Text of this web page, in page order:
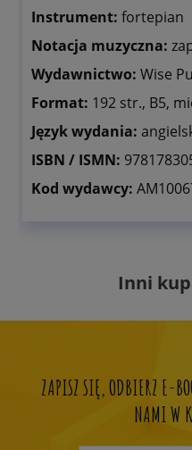
Instrument: fortepian
Notacja muzyczna:
Wydawnictwo: Wise
Format: 192 str., B5,
Język wydania:
ISBN / ISMN:
Kod wydawcy:
Inni
ZAPISZ SIĘ, ODBIERZ E-
NAMI W